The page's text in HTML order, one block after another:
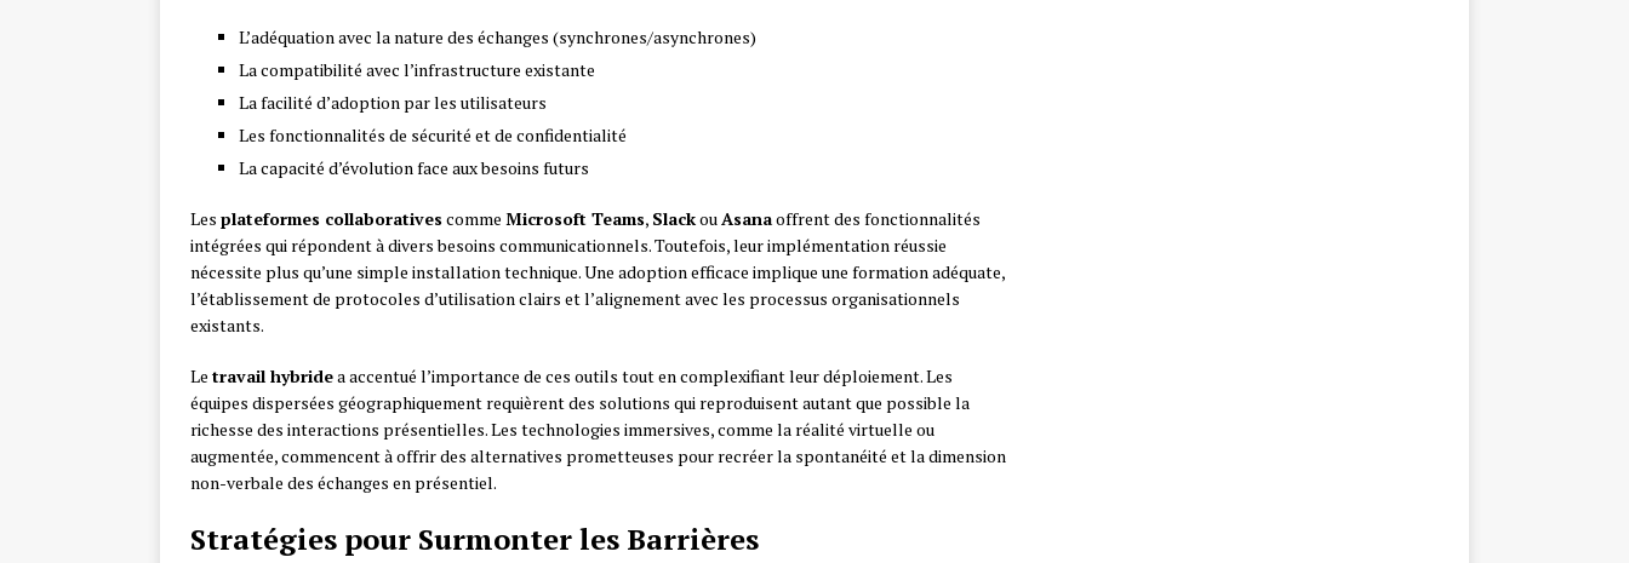
L’adéquation avec la nature des échanges (synchrones/asynchrones)
La compatibilité avec l’infrastructure existante
La facilité d’adoption par les utilisateurs
Les fonctionnalités de sécurité et de confidentialité
La capacité d’évolution face aux besoins futurs
Les plateformes collaboratives comme Microsoft Teams, SlackouAsanaoffrent des fonctionnalités
intégrées qui répondent à divers besoins communicationnels. Toutefois, leur implémentation réussie
nécessite plus qu’une simple installation technique. Une adoption efficace implique une formation adéquate,
l’établissement de protocoles d’utilisation clairs et l’alignement avec les processus organisationnels
existants.
Le travail hybridea accentué l’importance de ces outils tout en complexifiant leur déploiement. Les
équipes dispersées géographiquement requièrent des solutions qui reproduisent autant que possible la
richesse des interactions présentielles. Les technologies immersives, comme la réalité virtuelle ou
augmentée, commencent à offrir des alternatives prometteuses pour recréer la spontanéité et la dimension
non-verbale des échanges en présentiel.
Stratégies pour Surmonter les Barrières